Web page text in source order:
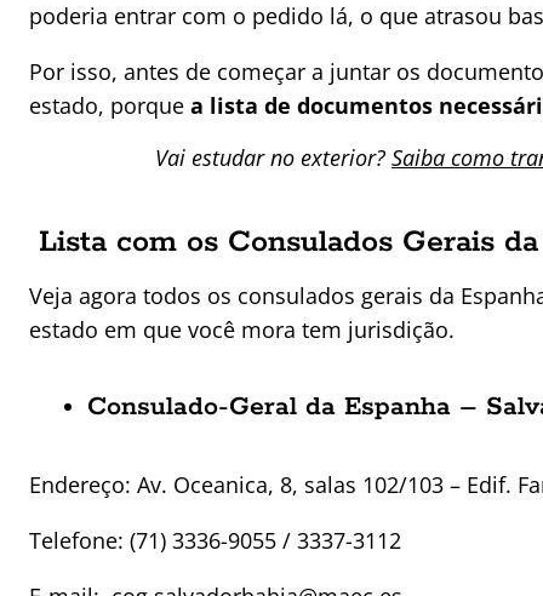
poderia entrar com o pedido lá, o que atrasou
Por isso, antes de começar a juntar os
estado, porque a lista de documentos
Vai estudar no exterior? Saiba como
Lista com os Consulados Gerais
Veja agora todos os consulados gerais da
estado em que você mora tem jurisdição.
Consulado-Geral da Espanha –
Endereço: Av. Oceanica, 8, salas 102/103 – Edif.
Telefone: (71) 3336-9055 / 3337-3112